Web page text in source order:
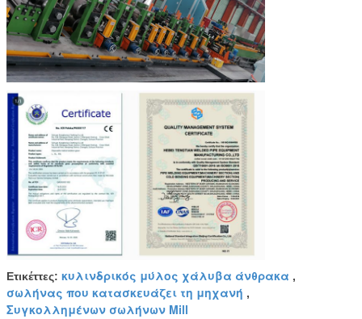
Ετικέττες: κυλινδρικός μύλος χάλυβα άνθρακα ,
σωλήνας που κατασκευάζει τη μηχανή ,
Συγκολλημένων σωλήνων Mill